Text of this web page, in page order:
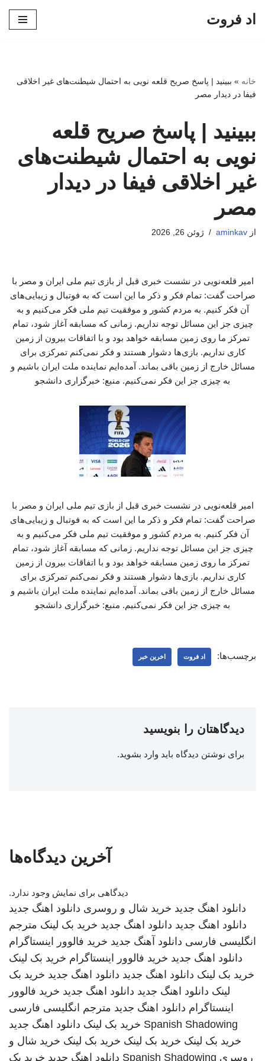
اد فروت
خانه » ببینید | پاسخ صریح قلعه نویی به احتمال شیطنت‌های غیر اخلاقی
فیفا در دیدار مصر
ببینید | پاسخ صریح قلعه
نویی به احتمال شیطنت‌های
غیر اخلاقی فیفا در دیدار
مصر
از aminkav ژوئن 26, 2026
امیر قلعه‌نویی در نشست خبری قبل از بازی تیم ملی ایران و مصر با
صراحت گفت: تمام فکر و ذکر ما این است که به فوتبال و زیبایی‌های
آن فکر کنیم. به مردم کشور و موفقیت تیم ملی فکر می‌کنیم و به
چیزی جز این مسائل توجه نداریم. زمانی که مسابقه آغاز شود، تمام
تمرکز ما روی زمین مسابقه خواهد بود و با اتفاقات بیرون از زمین
کاری نداریم. بازی‌ها دشوار هستند و فکر نمی‌کنم تمرکزی برای
مسائل خارج از زمین باقی بماند. آمده‌ایم نماینده ملت ایران باشیم و
به چیزی جز این فکر نمی‌کنیم. منبع: خبرگزاری دانشجو
امیر قلعه‌نویی در نشست خبری قبل از بازی تیم ملی ایران و مصر با
صراحت گفت: تمام فکر و ذکر ما این است که به فوتبال و زیبایی‌های
آن فکر کنیم. به مردم کشور و موفقیت تیم ملی فکر می‌کنیم و به
چیزی جز این مسائل توجه نداریم. زمانی که مسابقه آغاز شود، تمام
تمرکز ما روی زمین مسابقه خواهد بود و با اتفاقات بیرون از زمین
کاری نداریم. بازی‌ها دشوار هستند و فکر نمی‌کنم تمرکزی برای
مسائل خارج از زمین باقی بماند. آمده‌ایم نماینده ملت ایران باشیم و
به چیزی جز این فکر نمی‌کنیم. منبع: خبرگزاری دانشجو
برچسب‌ها: اد فروت اخرین خبر
دیدگاهتان را بنویسید
برای نوشتن دیدگاه باید وارد بشوید.
آخرین دیدگاه‌ها
دیدگاهی برای نمایش وجود ندارد.
دانلود اهنگ جدید خرید شال و روسری دانلود اهنگ جدید
دانلود اهنگ جدید دانلود اهنگ جدید خرید بک لینک مترجم
انگلیسی فارسی دانلود آهنگ جدید خرید فالوور اینستاگرام
دانلود اهنگ جدید خرید فالوور اینستاگرام خرید بک لینک
خرید بک لینک دانلود اهنگ جدید دانلود اهنگ جدید خرید بک
لینک دانلود اهنگ جدید دانلود اهنگ جدید خرید فالوور
اینستاگرام دانلود اهنگ جدید مترجم انگلیسی فارسی
Spanish Shadowing خرید بک لینک دانلود اهنگ جدید
خرید بک لینک خرید بک لینک خرید بک لینک خرید شال و
روسری Spanish Shadowing دانلود اهنگ جدید خرید بک